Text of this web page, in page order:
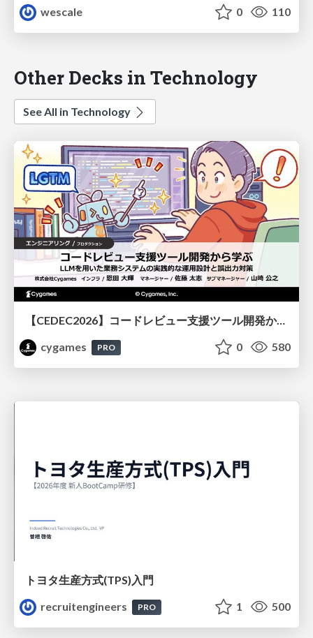
wescale
0 110
Other Decks in Technology
See All in Technology
【CEDEC2026】コードレビュー支援ツール開発から学ぶ：LLMを用いた業務システムの実践的な運用設計と誤出力対策
cygames
PRO 0 580
トヨタ⽣産⽅式(TPS)⼊⾨
recruitengineers
PRO 1 500